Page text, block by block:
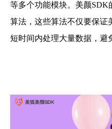
等多个功能模块。美颜SDK
算法，这些算法不仅要保证
短时间内处理大量数据，避